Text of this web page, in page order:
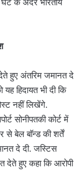
हुए अंतरिम जमानत दे
हिदायत भी दी कि
नहीं लिखेंगे.
सोनीपतकी कोर्ट में
से बेल बॉन्ड की शर्तें
दे दी. जस्टिस
देते हुए कहा कि आरोपी